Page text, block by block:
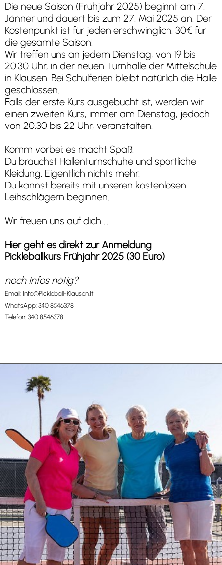
Die neue Saison (Frühjahr 2025) beginnt am 7.
Jänner und dauert bis zum 27. Mai 2025 an. Der
Kostenpunkt ist für jeden erschwinglich: 30€ für
die gesamte Saison!
Wir treffen uns an jedem Dienstag, von 19 bis
20.30 Uhr, in der neuen Turnhalle der Mittelschule
in Klausen. Bei Schulferien bleibt natürlich die Halle
geschlossen.
Falls der erste Kurs ausgebucht ist, werden wir
einen zweiten Kurs, immer am Dienstag, jedoch
von 20.30 bis 22 Uhr, veranstalten.
Komm vorbei: es macht Spaß!
Du brauchst Hallenturnschuhe und sportliche
Kleidung. Eigentlich nichts mehr.
Du kannst bereits mit unseren kostenlosen
Leihschlägern beginnen.
Wir freuen uns auf dich ...
Hier geht es direkt zur Anmeldung
Pickleballkurs Frühjahr 2025 (30 Euro)
noch Infos nötig?
Email: Info@Pickleball-Klausen.It
WhatsApp:340 8546378
Telefon:340 8546378